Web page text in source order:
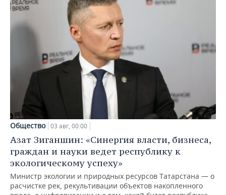
Общество 03 авг, 00:00
Азат Зиганшин: «Синергия власти, бизнеса,
граждан и науки ведет республику к
экологическому успеху»
Министр экологии и природных ресурсов Татарстана — о
расчистке рек, рекультивации объектов накопленного